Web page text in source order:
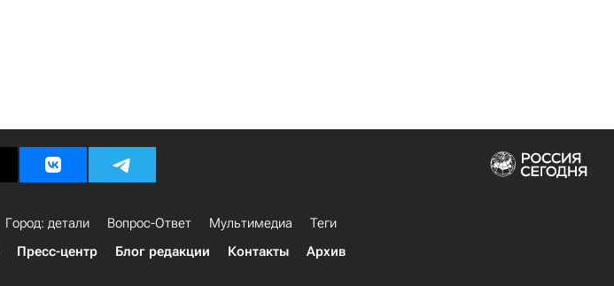
Город: детали Вопрос-Ответ Мультимедиа
Теги
Пресс-центр Блог редакции Контакты Архив